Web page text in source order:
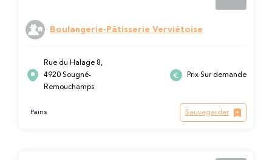
Boulangerie-Pâtisserie Verviétoise
Rue du Halage 8,
4920 Sougné-
Remouchamps
Prix Sur demande
Pains Sauvegarder